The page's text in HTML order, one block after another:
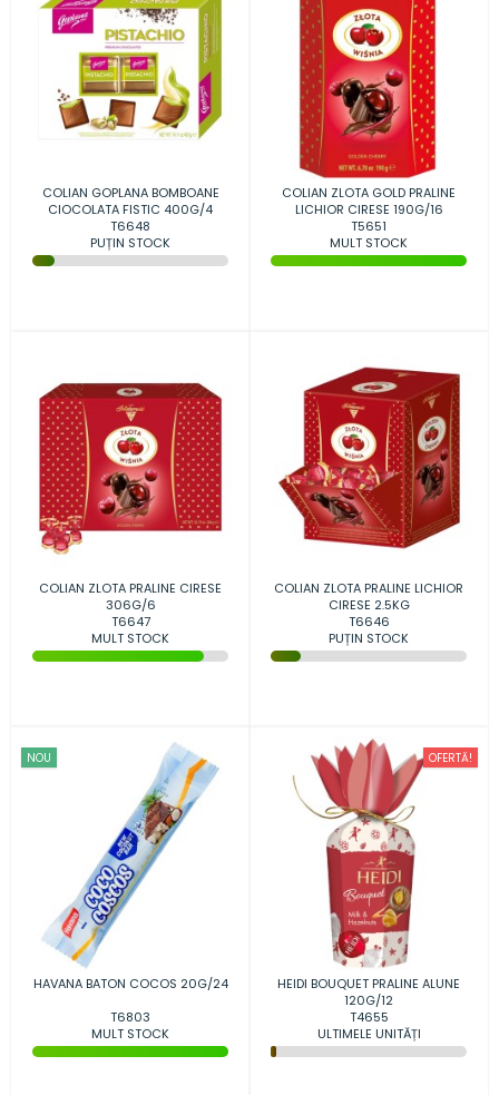
COLIAN GOPLANA BOMBOANE
CIOCOLATA FISTIC 400G/4
T6648
PUȚIN STOCK
COLIAN ZLOTA GOLD PRALINE
LICHIOR CIRESE 190G/16
T5651
MULT STOCK
COLIAN ZLOTA PRALINE CIRESE
306G/6
T6647
MULT STOCK
COLIAN ZLOTA PRALINE LICHIOR
CIRESE 2.5KG
T6646
PUȚIN STOCK
NOU
HAVANA BATON COCOS 20G/24
T6803
MULT STOCK
OFERTĂ!
HEIDI BOUQUET PRALINE ALUNE
120G/12
T4655
ULTIMELE UNITĂȚI